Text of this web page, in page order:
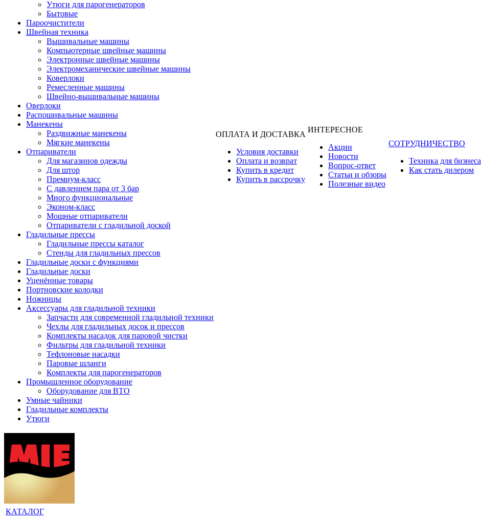
Утюги для парогенераторов
Бытовые
Пароочистители
Швейная техника
Вышивальные машины
Компьютерные швейные машины
Электронные швейные машины
Электромеханические швейные машины
Коверлоки
Ремесленные машины
Швейно-вышивальные машины
Оверлоки
Распошивальные машины
Манекены
Раздвижные манекены
Мягкие манекены
Отпариватели
Для магазинов одежды
Для штор
Премиум-класс
С давлением пара от 3 бар
Много функциональные
Эконом-класс
Мощные отпариватели
Отпариватели с гладильной доской
Гладильные прессы
Гладильные прессы каталог
Стенды для гладильных прессов
Гладильные доски с функциями
Гладильные доски
Уценённые товары
Портновские колодки
Ножницы
Аксессуары для гладильной техники
Запчасти для современной гладильной техники
Чехлы для гладильных досок и прессов
Комплекты насадок для паровой чистки
Фильтры для гладильной техники
Тефлоновые насадки
Паровые шланги
Комплекты для парогенераторов
Промышленное оборудование
Оборудование для ВТО
Умные чайники
Гладильные комплекты
Утюги
ОПЛАТА И ДОСТАВКА
Условия доставки
Оплата и возврат
Купить в кредит
Купить в рассрочку
ИНТЕРЕСНОЕ
Акции
Новости
Вопрос-ответ
Статьи и обзоры
Полезные видео
СОТРУДНИЧЕСТВО
Техника для бизнеса
Как стать дилером
КАТАЛОГ